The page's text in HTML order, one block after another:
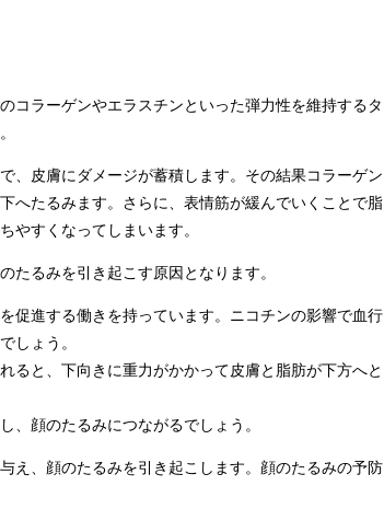
コラーゲンやエラスチンといった弾力性を維持するタ
、皮膚にダメージが蓄積します。その結果コラーゲン
へたるみます。さらに、表情筋が緩んでいくことで脂
やすくなってしまいます。
たるみを引き起こす原因となります。
促進する働きを持っています。ニコチンの影響で血行
しょう。
ると、下向きに重力がかかって皮膚と脂肪が下方へと
、顔のたるみにつながるでしょう。
え、顔のたるみを引き起こします。顔のたるみの予防